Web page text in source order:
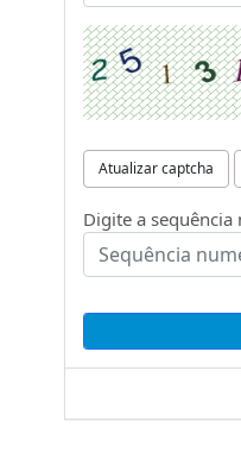
Atualizar captcha
Digite a